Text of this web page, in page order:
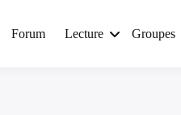
Forum Lecture Groupes